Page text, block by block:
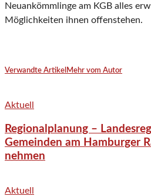
Neuankömmlinge am KGB alles
Möglichkeiten ihnen offenstehen.
Verwandte Artikel Mehr vom Autor
Aktuell
Regionalplanung –
Gemeinden am Hamburger
nehmen
Aktuell